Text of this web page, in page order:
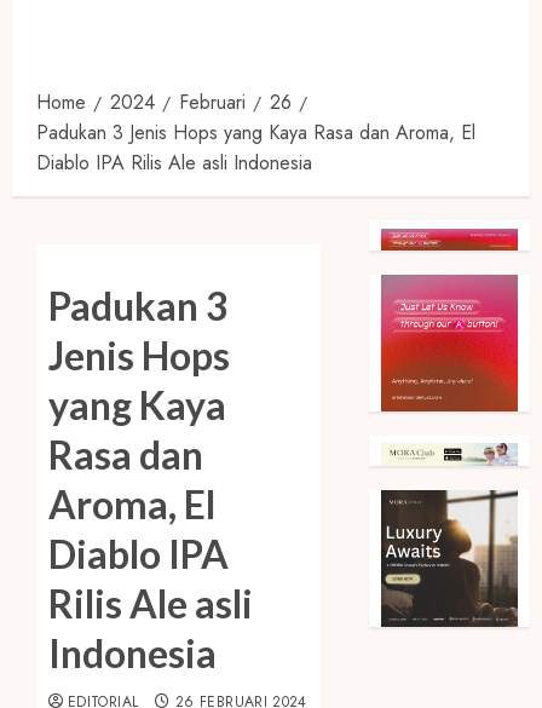
Home 2024 Februari
26
Padukan 3 Jenis Hops yang Kaya Rasa dan Aroma, El
Diablo IPA Rilis Ale asli Indonesia
Padukan 3
Jenis Hops
yang Kaya
Rasa dan
Aroma, El
Diablo IPA
Rilis Ale asli
Indonesia
EDITORIAL 26 FEBRUARI 2024